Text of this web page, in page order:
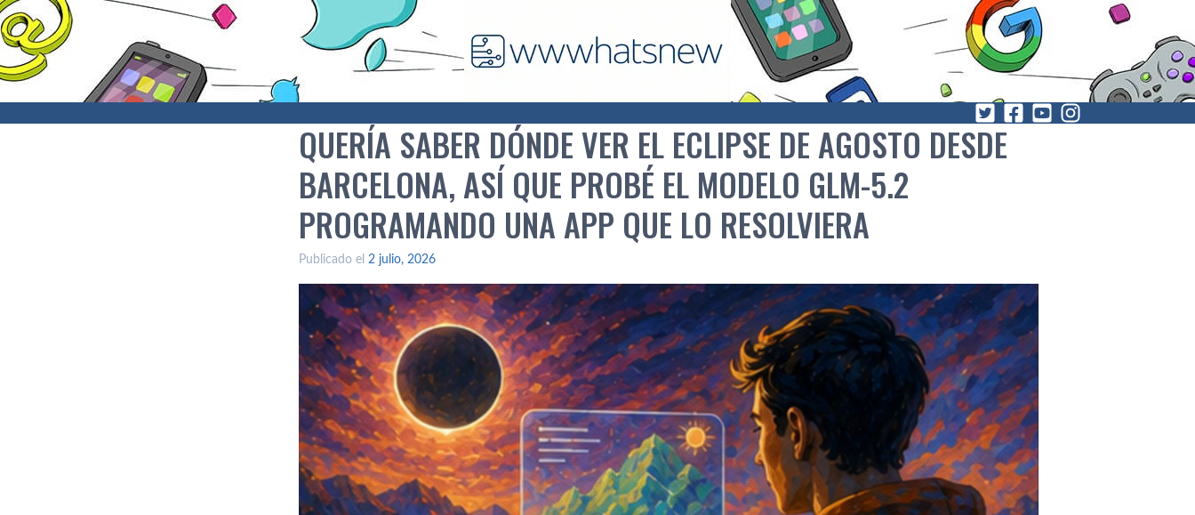
QUERÍA SABER DÓNDE VER EL ECLIPSE DE AGOSTO DESDE
BARCELONA, ASÍ QUE PROBÉ EL MODELO GLM-5.2
PROGRAMANDO UNA APP QUE LO RESOLVIERA
Publicado el 2 julio, 2026